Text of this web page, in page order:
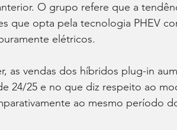
O grupo refere que a
que opta pela tecnologia PHEV
elétricos.
as vendas dos híbridos plug-in
24/25 e no que diz respeito ao
ao mesmo período